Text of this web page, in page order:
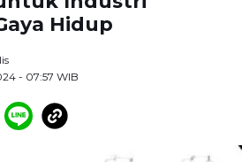
Hidup
- 07:57 WIB